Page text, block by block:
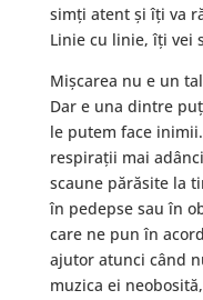
simți atent și îți va
Linie cu linie, îți vei
Mișcarea nu e un
Dar e una dintre
le putem face
respirații mai
scaune părăsite la
în pedepse sau în
care ne pun în
ajutor atunci când
muzica ei